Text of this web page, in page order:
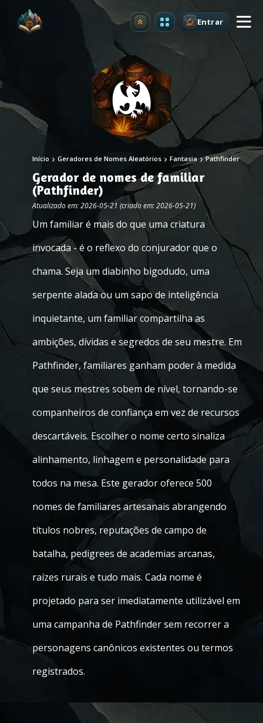
Atualizar Entrar
Início Geradores de Nomes Aleatórios Fantasia Pathfinder
Gerador de nomes de familiar
(Pathfinder)
Atualizado em: 2026-05-21 (criado em: 2026-05-21)
Um familiar é mais do que uma criatura
invocada - é o reflexo do conjurador que o
chama. Seja um diabinho bigodudo, uma
serpente alada ou um sapo de inteligência
inquietante, um familiar compartilha as
ambições, dívidas e segredos de seu mestre. Em
Pathfinder, familiares ganham poder à medida
que seus mestres sobem de nível, tornando-se
companheiros de confiança em vez de recursos
descartáveis. Escolher o nome certo sinaliza
alinhamento, linhagem e personalidade para
todos na mesa. Este gerador oferece 500
nomes de familiares artesanais abrangendo
títulos nobres, reputações de campo de
batalha, pedigrees de academias arcanas,
raízes rurais e tudo mais. Cada nome é
projetado para ser imediatamente utilizável em
uma campanha de Pathfinder sem recorrer a
personagens canônicos existentes ou termos
registrados.